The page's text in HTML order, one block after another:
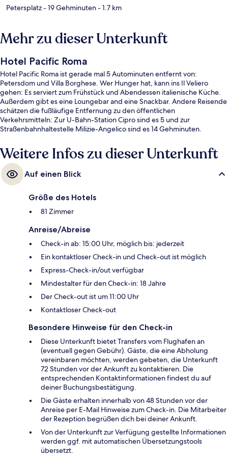
Petersplatz- 19 Gehminuten- 1.7 km
Mehr zu dieser Unterkunft
Hotel Pacific Roma
Hotel Pacific Roma ist gerade mal 5 Autominuten entfernt von:
Petersdom und Villa Borghese. Wer Hunger hat, kann ins Il Veliero
gehen: Es serviert zum Frühstück und Abendessen italienische Küche.
Außerdem gibt es eine Loungebar and eine Snackbar. Andere Reisende
schätzen die fußläufige Entfernung zu den öffentlichen
Verkehrsmitteln: Zur U-Bahn-Station Cipro sind es 5 und zur
Straßenbahnhaltestelle Milizie-Angelico sind es 14 Gehminuten.
Weitere Infos zu dieser Unterkunft
Auf einen Blick
Größe des Hotels
81 Zimmer
Anreise/Abreise
Check-in ab: 15:00 Uhr, möglich bis: jederzeit
Ein kontaktloser Check-in und Check-out ist möglich
Express-Check-in/out verfügbar
Mindestalter für den Check-in: 18 Jahre
Der Check-out ist um 11:00 Uhr
Kontaktloser Check-out
Besondere Hinweise für den Check-in
Diese Unterkunft bietet Transfers vom Flughafen an
(eventuell gegen Gebühr). Gäste, die eine Abholung
vereinbaren möchten, werden gebeten, die Unterkunft
72 Stunden vor der Ankunft zu kontaktieren. Die
entsprechenden Kontaktinformationen findest du auf
deiner Buchungsbestätigung.
Die Gäste erhalten innerhalb von 48 Stunden vor der
Anreise per E-Mail Hinweise zum Check-in. Die Mitarbeiter
der Rezeption begrüßen dich bei deiner Ankunft.
Von der Unterkunft zur Verfügung gestellte Informationen
werden ggf. mit automatischen Übersetzungstools
übersetzt.